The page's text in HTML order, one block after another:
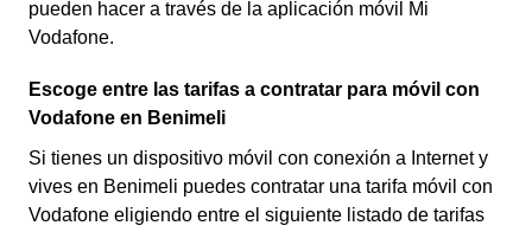
pueden hacer a través de la aplicación móvil Mi
Vodafone.
Escoge entre las tarifas a contratar para móvil con
Vodafone en Benimeli
Si tienes un dispositivo móvil con conexión a Internet y
vives en Benimeli puedes contratar una tarifa móvil con
Vodafone eligiendo entre el siguiente listado de tarifas